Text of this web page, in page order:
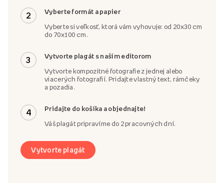
2 Vyberte formát a papier
Vyberte si veľkosť, ktorá vám vyhovuje: od 20x30 cm
do 70x100 cm.
3 Vytvorte plagát s naším editorom
Vytvorte kompozitné fotografie z jednej alebo
viacerých fotografií. Pridajte vlastný text, rámčeky
a pozadia.
4 Pridajte do košíka a objednajte!
Váš plagát pripravíme do 2 pracovných dní.
Vytvorte plagát